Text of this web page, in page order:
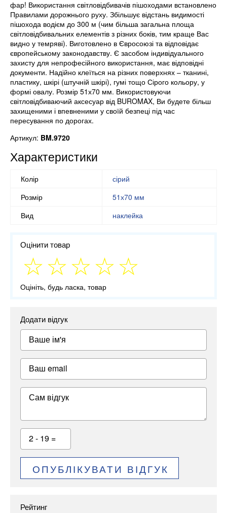
фар! Використання світловідбивачів пішоходами встановлено
Правилами дорожнього руху. Збільшує відстань видимості
пішохода водієм до 300 м (чим більша загальна площа
світловідбивальних елементів з різних боків, тим краще Вас
видно у темряві). Виготовлено в Євросоюзі та відповідає
європейському законодавству. Є засобом індивідуального
захисту для непрофесійного використання, має відповідні
документи. Надійно клеїться на різних поверхнях – тканині,
пластику, шкірі (штучній шкірі), гумі тощо Сірого кольору, у
формі овалу. Розмір 51х70 мм. Використовуючи
світловідбиваючий аксесуар від BUROMAX, Ви будете більш
захищеними і впевненими у своїй безпеці під час
пересування по дорогах.
Артикул: BM.9720
Характеристики
Колір
сірий
Розмір
51х70 мм
Вид
наклейка
Оцінити товар
Оцініть, будь ласка, товар
Додати відгук
Ваше ім'я
Ваш email
Сам відгук
2 - 19 =
ОПУБЛІКУВАТИ ВІДГУК
Рейтинг